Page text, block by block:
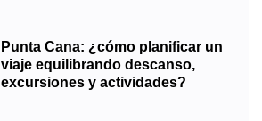
Punta Cana: ¿cómo planificar un
viaje equilibrando descanso,
excursiones y actividades?